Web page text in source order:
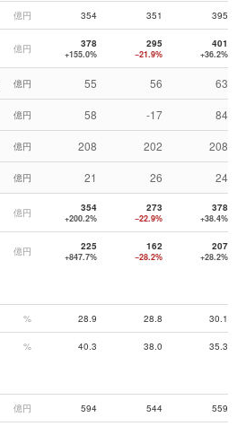
億円 354 351 395
億円 378
+155.0%
295
−21.9%
401
+36.2%
億円 55 56 63
億円 58 -17 84
億円 208 202 208
億円 21 26 24
億円 354
+200.2%
273
−22.9%
378
+38.4%
億円 225
+847.7%
162
−28.2%
207
+28.2%
% 28.9 28.8 30.1
% 40.3 38.0 35.3
億円 594 544 559